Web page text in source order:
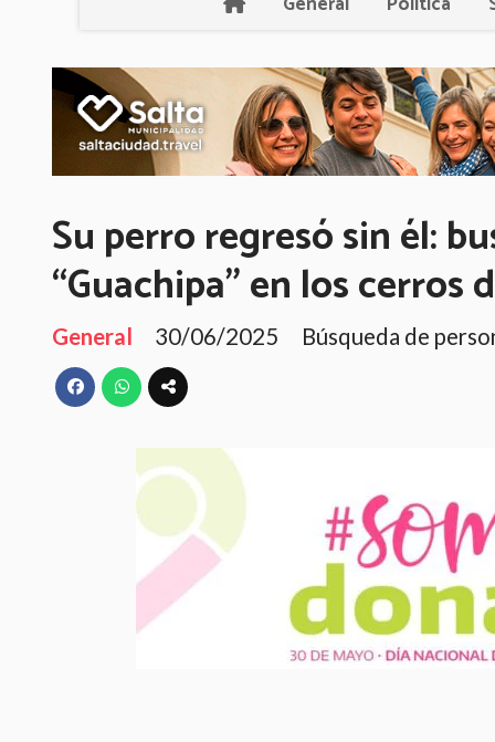
Su perro regresó sin él:
“Guachipa” en los cerros
General 30/06/2025 Búsqueda de